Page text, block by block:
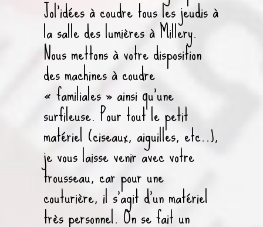
Jol’idées à coudre tous les jeudis à
la salle des lumières à Millery.
Nous mettons à votre disposition
des machines à coudre
« familiales » ainsi qu’une
surfileuse. Pour tout le petit
matériel (ciseaux, aiguilles, etc..),
je vous laisse venir avec votre
trousseau, car pour une
couturière, il s’agit d’un matériel
très personnel. On se fait un